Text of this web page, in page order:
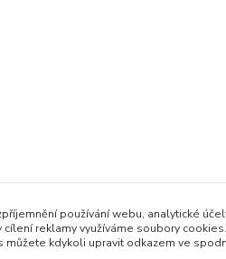
používání webu, analytické
reklamy využíváme soubory
můžete kdykoli upravit odkazem ve